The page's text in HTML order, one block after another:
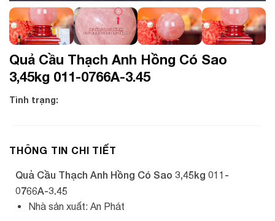
Quả Cầu Thạch Anh Hồng Có Sao
3,45kg 011-0766A-3.45
Tình trạng:
THÔNG TIN CHI TIẾT
Quả Cầu Thạch Anh Hồng Có Sao 3,45kg 011-
0766A-3.45
Nhà sản xuất: An Phát